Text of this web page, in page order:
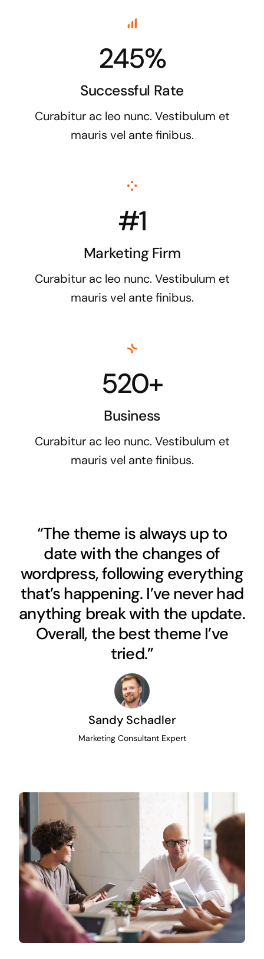
245%
Successful Rate
Curabitur ac leo nunc. Vestibulum et
mauris vel ante finibus.
#1
Marketing Firm
Curabitur ac leo nunc. Vestibulum et
mauris vel ante finibus.
520+
Business
Curabitur ac leo nunc. Vestibulum et
mauris vel ante finibus.
“The theme is always up to
date with the changes of
wordpress, following everything
that’s happening. I’ve never had
anything break with the update.
Overall, the best theme I’ve
tried.”
Sandy Schadler
Marketing Consultant Expert